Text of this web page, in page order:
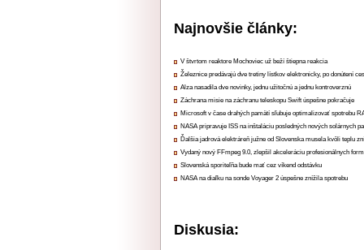
Najnovšie články:
V štvrtom reaktore Mochoviec už beží štiepna reakcia
Železnice predávajú dve tretiny lístkov elektronicky, po donútení
Alza nasadila dve novinky, jednu užitočnú a jednu kontroverznú
Záchrana misie na záchranu teleskopu Swift úspešne pokračuje
Microsoft v čase drahých pamätí sľubuje optimalizovať spotrebu
NASA pripravuje ISS na inštaláciu posledných nových solárnych
Ďalšia jadrová elektráreň južne od Slovenska musela kvôli teplu
Vydaný nový FFmpeg 9.0, zlepšil akceleráciu profesionálnych
Slovenská sporiteľňa bude mať cez víkend odstávku
NASA na diaľku na sonde Voyager 2 úspešne znížila spotrebu
Diskusia: